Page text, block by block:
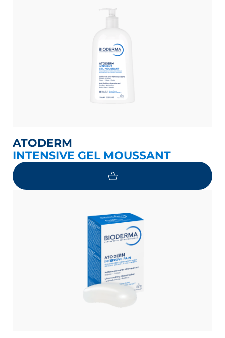
ATODERM
INTENSIVE GEL MOUSSANT